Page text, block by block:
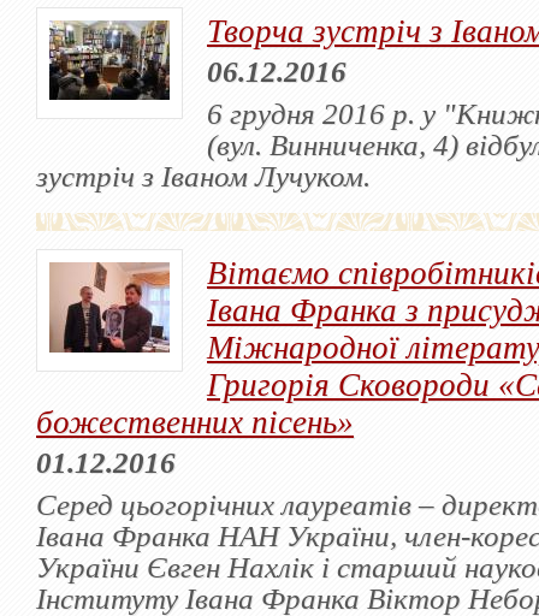
Творча зустріч з
06.12.2016
6 грудня 2016 р. у
(вул. Винниченка, 4)
зустріч з Іваном Лучуком.
Вітаємо
Івана Франка з
Міжнародної
Григорія Сковороди
божественних пісень»
01.12.2016
Серед цьогорічних лауреатів –
Івана Франка НАН України, член-
України Євген Нахлік і старший
Інституту Івана Франка Віктор